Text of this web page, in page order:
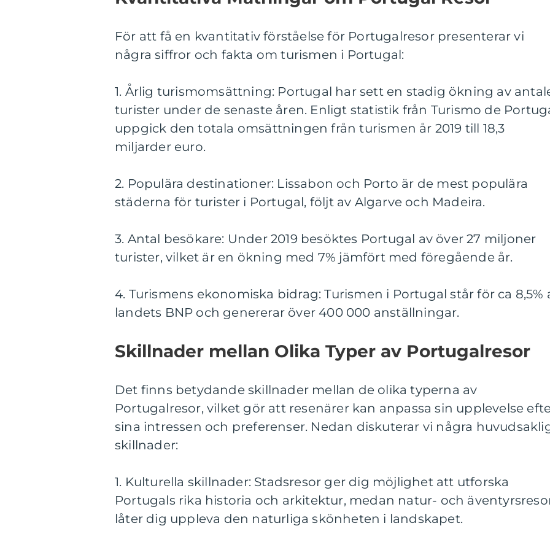
För att få en kvantitativ förståelse för Portugalresor presenterar vi
några siffror och fakta om turismen i Portugal:
1. Årlig turismomsättning: Portugal har sett en stadig ökning av
turister under de senaste åren. Enligt statistik från Turismo de
uppgick den totala omsättningen från turismen år 2019 till 18,3
miljarder euro.
2. Populära destinationer: Lissabon och Porto är de mest populära
städerna för turister i Portugal, följt av Algarve och Madeira.
3. Antal besökare: Under 2019 besöktes Portugal av över 27 miljoner
turister, vilket är en ökning med 7% jämfört med föregående år.
4. Turismens ekonomiska bidrag: Turismen i Portugal står för ca 8,5%
landets BNP och genererar över 400 000 anställningar.
Skillnader mellan Olika Typer av Portugalresor
Det finns betydande skillnader mellan de olika typerna av
Portugalresor, vilket gör att resenärer kan anpassa sin upplevelse
sina intressen och preferenser. Nedan diskuterar vi några
skillnader:
1. Kulturella skillnader: Stadsresor ger dig möjlighet att utforska
Portugals rika historia och arkitektur, medan natur- och
låter dig uppleva den naturliga skönheten i landskapet.